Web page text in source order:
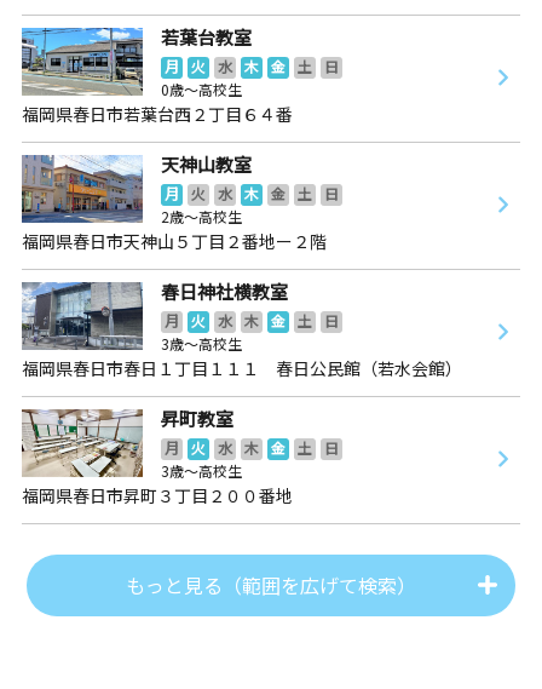
若葉台教室
月 火 水 木 金 土
日
0歳～高校生
福岡県春日市若葉台西２丁目６４番
天神山教室
月 火 水 木 金 土
日
2歳～高校生
福岡県春日市天神山５丁目２番地ー２階
春日神社横教室
月 火 水 木 金 土
日
3歳～高校生
福岡県春日市春日１丁目１１１ 春日公民館（若水会館）
昇町教室
月 火 水 木 金 土
日
3歳～高校生
福岡県春日市昇町３丁目２００番地
もっと見る（範囲を広げて検索）